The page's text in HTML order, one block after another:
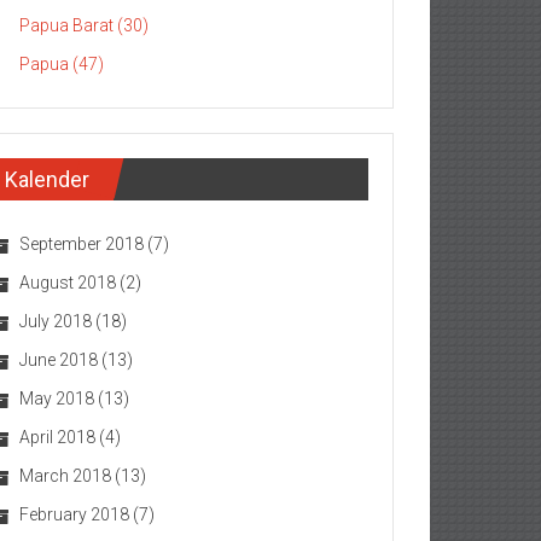
Papua Barat (30)
Papua (47)
Kalender
September 2018 (7)
August 2018 (2)
July 2018 (18)
June 2018 (13)
May 2018 (13)
April 2018 (4)
March 2018 (13)
February 2018 (7)